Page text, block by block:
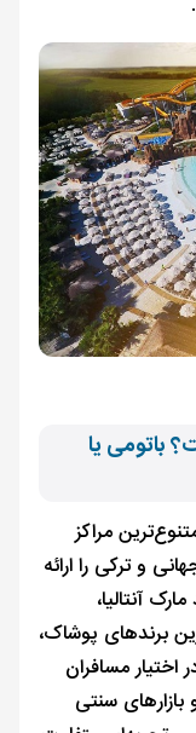
باتومی یا
مراکز
و ترکی را ارائه
آنتالیا،
برندهای پوشاک،
مسافران
سنتی